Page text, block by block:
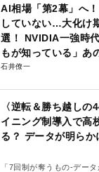
AI相場「第2幕」へ
していない…大化け
選！ NVIDIA一強時
もが知っている」あ
石井僚一
〈逆転＆勝ち越し
イニング制導入で高
る？ データが明ら
「7回制が奪うもの-デー